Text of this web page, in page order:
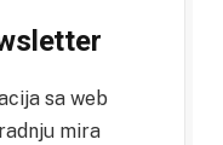
sa web
mira